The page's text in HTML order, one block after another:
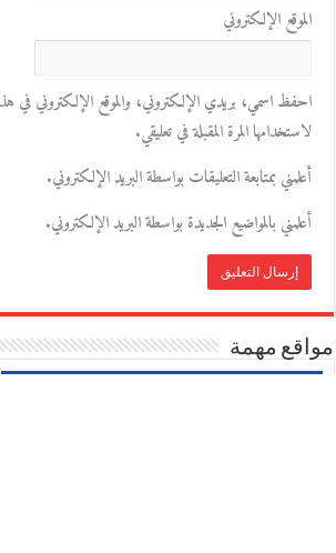
الموقع الإلكتروني
احفظ اسمي، بريدي الإلكتروني، والموقع الإلكتروني في
لاستخدامها المرة المقبلة في تعليقي.
أعلمني بمتابعة التعليقات بواسطة البريد الإلكتروني.
أعلمني بالمواضيع الجديدة بواسطة البريد الإلكتروني.
مواقع مهمة